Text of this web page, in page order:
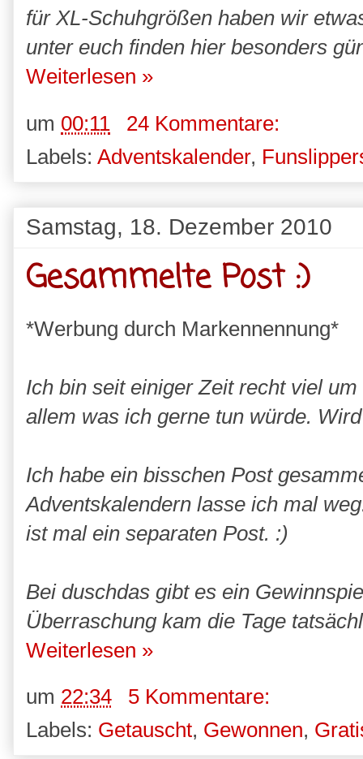
für XL-Schuhgrößen haben wir
unter euch finden hier besonders
Weiterlesen »
um 00:11
24 Kommentare:
Labels: Adventskalender,
Samstag, 18. Dezember 2010
Gesammelte Post :)
*Werbung durch Markennennung*
Ich bin seit einiger Zeit recht viel
allem was ich gerne tun würde.
Ich habe ein bisschen Post
Adventskalendern lasse ich mal
ist mal ein separaten Post. :)
Bei duschdas gibt es ein
Überraschung kam die Tage
Weiterlesen »
um 22:34
5 Kommentare:
Labels: Getauscht, Gewonnen,